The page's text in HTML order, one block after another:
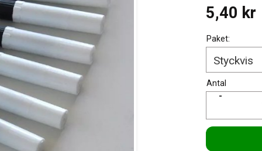
5,40 kr
Paket:
Antal
-